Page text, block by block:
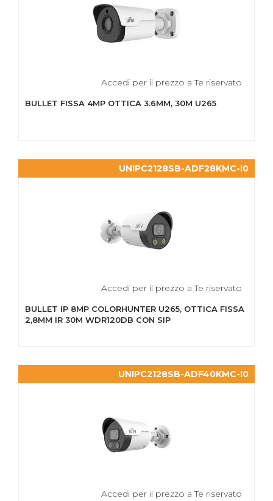
Accedi per il prezzo a Te riservato
BULLET FISSA 4MP OTTICA 3.6MM, 30M U265
UNIPC2128SB-ADF28KMC-I0
Accedi per il prezzo a Te riservato
BULLET IP 8MP COLORHUNTER U265, OTTICA FISSA
2,8MM IR 30M WDR120DB CON SIP
UNIPC2128SB-ADF40KMC-I0
Accedi per il prezzo a Te riservato